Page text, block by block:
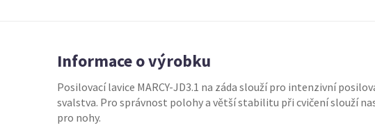
Informace o výrobku
Posilovací lavice MARCY-JD3.1 na záda slouží pro intenzivní
svalstva. Pro správnost polohy a větší stabilitu při cvičení slouží
pro nohy.